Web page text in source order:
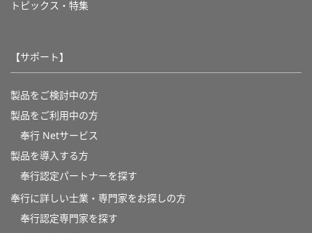
トピックス・特集
【サポート】
製品をご検討中の方
製品をご利用中の方
奉行 Netサービス
製品を導入する方
奉行認定パートナーを探す
奉行に詳しい士業・専門家をお探しの方
奉行認定専門家を探す